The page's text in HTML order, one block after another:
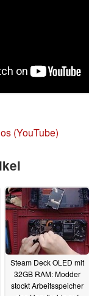
(YouTube)
Steam Deck OLED mit
32GB RAM: Modder
stockt Arbeitsspeicher